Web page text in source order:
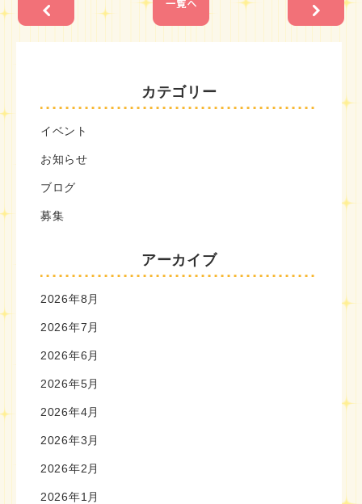
カテゴリー
イベント
お知らせ
ブログ
募集
アーカイブ
2026年8月
2026年7月
2026年6月
2026年5月
2026年4月
2026年3月
2026年2月
2026年1月